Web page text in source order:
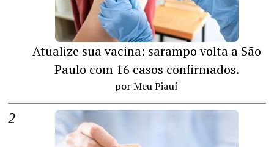
Atualize sua vacina: sarampo volta a São
Paulo com 16 casos confirmados.
por Meu Piauí